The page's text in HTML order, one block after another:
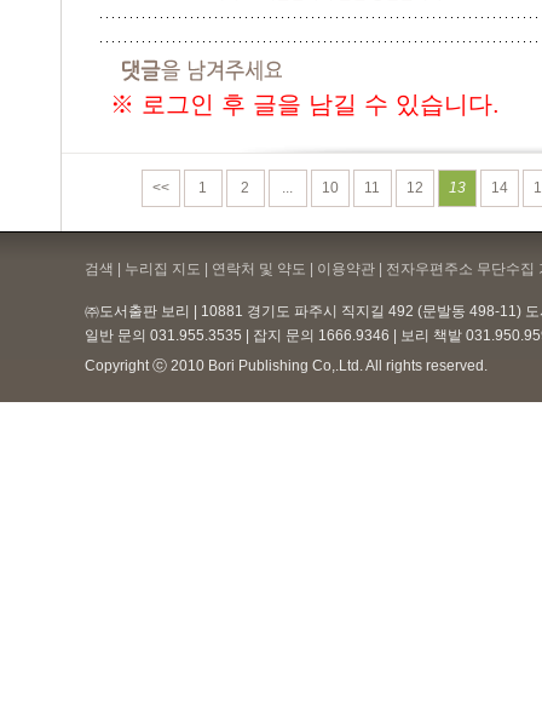
※ 로그인 후 글을 남길 수 있습니다.
<< 1 2 ... 10 11 12 13 14
검색 | 누리집 지도 | 연락처 및 약도 | 이용약관 | 전자우편주소 무단수집
㈜도서출판 보리 | 10881 경기도 파주시 직지길 492 (문발동 498-11)
일반 문의 031.955.3535 | 잡지 문의 1666.9346 | 보리 책밭
Copyright ⓒ 2010 Bori Publishing Co,.Ltd. All rights reserved.